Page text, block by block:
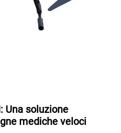
Una soluzione
mediche veloci